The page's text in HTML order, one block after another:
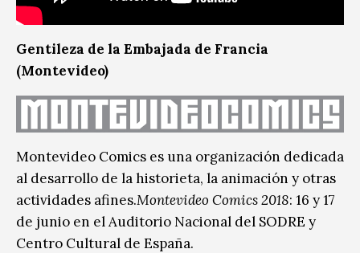
Gentileza de la Embajada de Francia
(Montevideo)
Montevideo Comics es una organización dedicada
al desarrollo de la historieta, la animación y otras
actividades afines.Montevideo Comics 2018: 16 y 17
de junio en el Auditorio Nacional del SODRE y
Centro Cultural de España.